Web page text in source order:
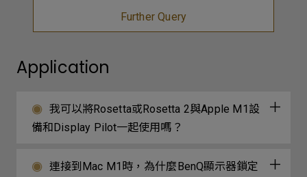
Further Query
Application
我可以將Rosetta或Rosetta 2與Apple M1設
備和Display Pilot一起使用嗎？
連接到Mac M1時，為什麼BenQ顯示器鎖定